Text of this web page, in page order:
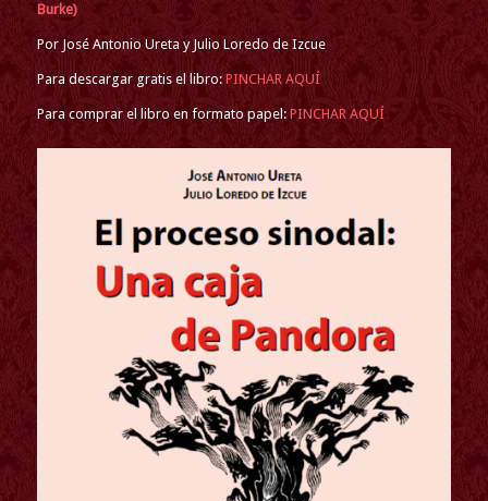
Burke)
Por José Antonio Ureta y Julio Loredo de Izcue
Para descargar gratis el libro: PINCHAR AQUÍ
Para comprar el libro en formato papel:PINCHAR AQUÍ